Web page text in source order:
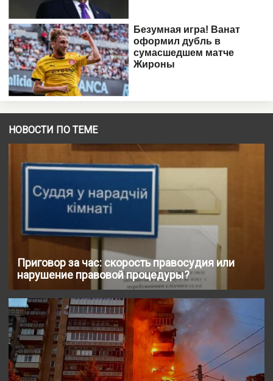
НОВОСТИ ПО ТЕМЕ
Приговор за час: скорость правосудия или
нарушение правовой процедуры?